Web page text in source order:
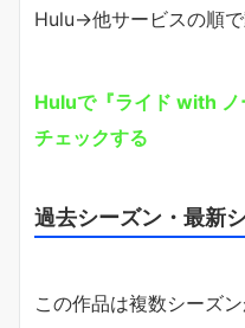
Hulu→他サービスの順で
Huluで『ライド with ノ
チェックする
過去シーズン・最新
この作品は複数シーズ